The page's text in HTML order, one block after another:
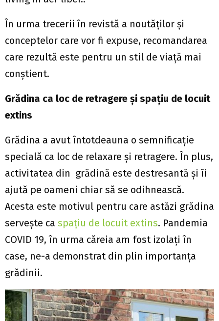
În urma trecerii în revistă a noutăţilor şi
conceptelor care vor fi expuse, recomandarea
care rezultă este pentru un stil de viață mai
conștient.
Grădina ca loc de retragere şi spaţiu de locuit
extins
Grădina a avut întotdeauna o semnificație
specială ca loc de relaxare și retragere. În plus,
activitatea din grădină este destresantă și îi
ajută pe oameni chiar să se odihnească.
Acesta este motivul pentru care astăzi grădina
servește ca spațiu de locuit extins. Pandemia
COVID 19, în urma căreia am fost izolaţi în
case, ne-a demonstrat din plin importanţa
grădinii.